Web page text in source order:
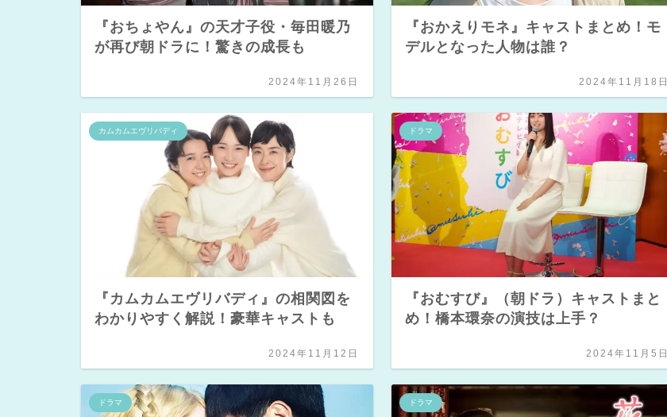
『おちょやん』の天才子役・毎田暖乃
が再び朝ドラに！驚きの成長も
2024年11月26日
『おかえりモネ』キャストまとめ！モ
デルとなった人物は誰？
2024年11月18日
カムカムエヴリバディ
『カムカムエヴリバディ』の相関図を
わかりやすく解説！豪華キャストも
2024年11月12日
ドラマ
『おむすび』（朝ドラ）キャストまと
め！橋本環奈の演技は上手？
2024年11月5日
ドラマ ドラマ